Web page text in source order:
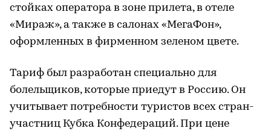
стойках оператора в зоне прилета, в отеле
«Мираж», а также в салонах «МегаФон»,
оформленных в фирменном зеленом цвете.
Тариф был разработан специально для
болельщиков, которые приедут в Россию. Он
учитывает потребности туристов всех стран-
участниц Кубка Конфедераций. При цене